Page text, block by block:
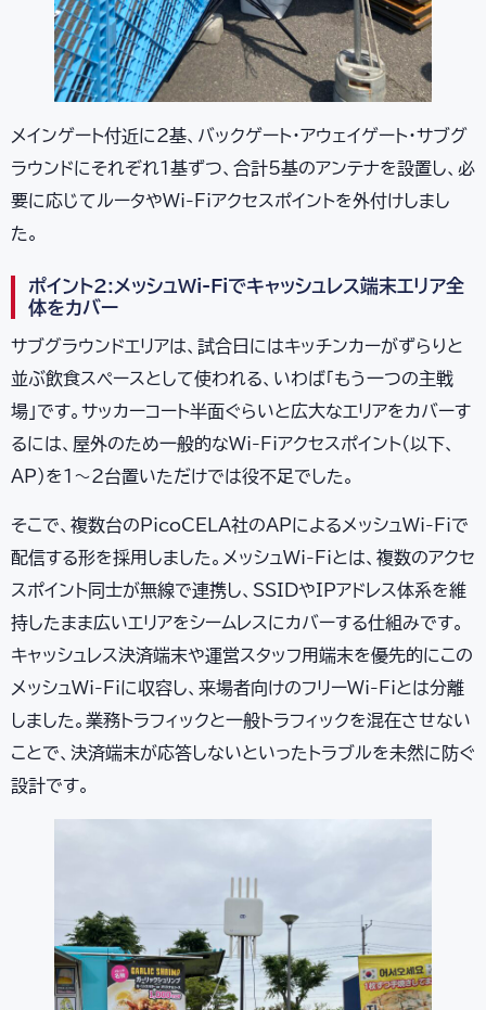
メインゲート付近に2基、バックゲート・アウェイゲート・サブグ
ラウンドにそれぞれ1基ずつ、合計5基のアンテナを設置し、必
要に応じてルータやWi-Fiアクセスポイントを外付けしまし
た。
ポイント2:メッシュWi-Fiでキャッシュレス端末エリア全
体をカバー
サブグラウンドエリアは、試合日にはキッチンカーがずらりと
並ぶ飲食スペースとして使われる、いわば「もう一つの主戦
場」です。サッカーコート半面ぐらいと広大なエリアをカバーす
るには、屋外のため一般的なWi-Fiアクセスポイント(以下、
AP)を1〜2台置いただけでは役不足でした。
そこで、複数台のPicoCELA社のAPによるメッシュWi-Fiで
配信する形を採用しました。メッシュWi-Fiとは、複数のアクセ
スポイント同士が無線で連携し、SSIDやIPアドレス体系を維
持したまま広いエリアをシームレスにカバーする仕組みです。
キャッシュレス決済端末や運営スタッフ用端末を優先的にこの
メッシュWi-Fiに収容し、来場者向けのフリーWi-Fiとは分離
しました。業務トラフィックと一般トラフィックを混在させない
ことで、決済端末が応答しないといったトラブルを未然に防ぐ
設計です。